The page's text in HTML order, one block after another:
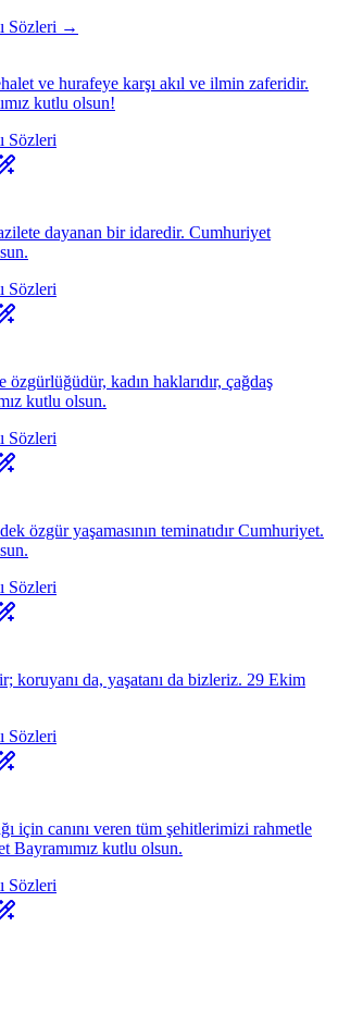
Sözleri →
ve hurafeye karşı akıl ve ilmin zaferidir.
kutlu olsun!
Sözleri
dayanan bir idaredir. Cumhuriyet
Sözleri
kadın haklarıdır, çağdaş
kutlu olsun.
Sözleri
özgür yaşamasının teminatıdır Cumhuriyet.
Sözleri
koruyanı da, yaşatanı da bizleriz. 29 Ekim
Sözleri
için canını veren tüm şehitlerimizi rahmetle
Bayramımız kutlu olsun.
Sözleri